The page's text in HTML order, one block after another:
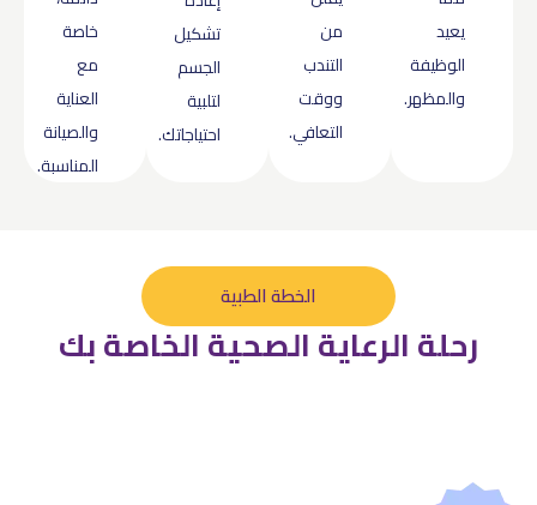
يعيد
الوظيفة
والمظهر.
من
التندب
ووقت
التعافي.
تشكيل
الجسم
لتلبية
احتياجاتك.
خاصة
مع
العناية
والصيانة
المناسبة.
الخطة الطبية
رحلة الرعاية الصحية الخاصة بك